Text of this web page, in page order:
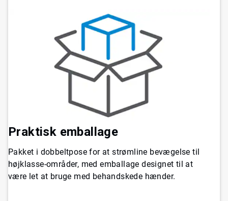
Praktisk emballage
​​​​​​​Pakket i dobbeltpose for at strømline bevægelse til
højklasse-områder, med emballage designet til at
være let at bruge med behandskede hænder.